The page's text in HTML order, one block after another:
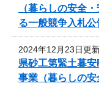
（暮らしの安全
る一般競争入札公
2024年12月23日更
県砂工第緊土暮
事業（暮らしの